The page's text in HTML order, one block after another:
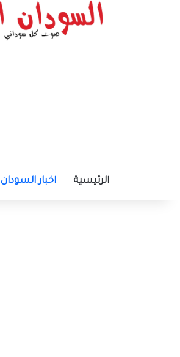
الرئيسية اخبار السودان